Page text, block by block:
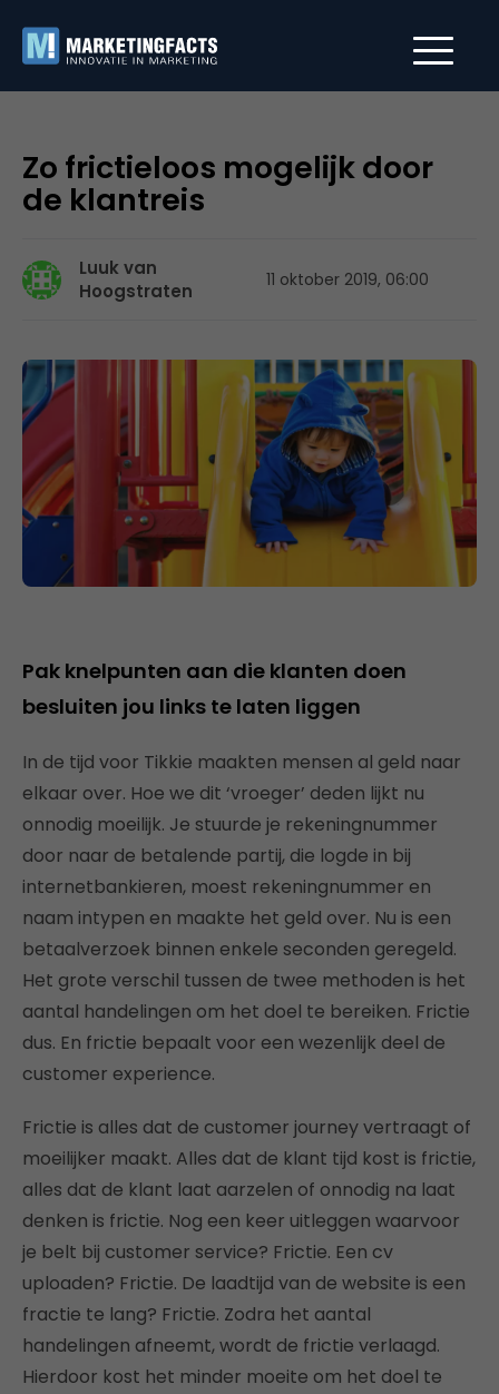
Zo frictieloos mogelijk door
de klantreis
Luuk van
Hoogstraten
11 oktober 2019, 06:00
Pak knelpunten aan die klanten doen
besluiten jou links te laten liggen
In de tijd voor Tikkie maakten mensen al geld naar
elkaar over. Hoe we dit ‘vroeger’ deden lijkt nu
onnodig moeilijk. Je stuurde je rekeningnummer
door naar de betalende partij, die logde in bij
internetbankieren, moest rekeningnummer en
naam intypen en maakte het geld over. Nu is een
betaalverzoek binnen enkele seconden geregeld.
Het grote verschil tussen de twee methoden is het
aantal handelingen om het doel te bereiken. Frictie
dus. En frictie bepaalt voor een wezenlijk deel de
customer experience.
Frictie is alles dat de customer journey vertraagt of
moeilijker maakt. Alles dat de klant tijd kost is frictie,
alles dat de klant laat aarzelen of onnodig na laat
denken is frictie. Nog een keer uitleggen waarvoor
je belt bij customer service? Frictie. Een cv
uploaden? Frictie. De laadtijd van de website is een
fractie te lang? Frictie. Zodra het aantal
handelingen afneemt, wordt de frictie verlaagd.
Hierdoor kost het minder moeite om het doel te